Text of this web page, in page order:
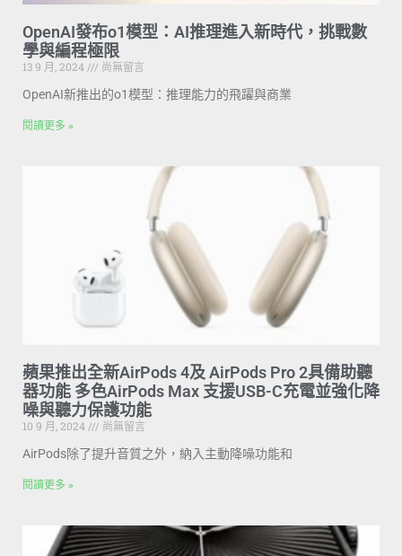
OpenAI發布o1模型：AI推理進入新時代，挑戰數
學與編程極限
13 9 月, 2024
尚無留言
OpenAI新推出的o1模型：推理能力的飛躍與商業
閱讀更多 »
蘋果推出全新AirPods 4及 AirPods Pro 2具備助聽
器功能 多色AirPods Max 支援USB-C充電並強化降
噪與聽力保護功能
10 9 月, 2024
尚無留言
AirPods除了提升音質之外，納入主動降噪功能和
閱讀更多 »